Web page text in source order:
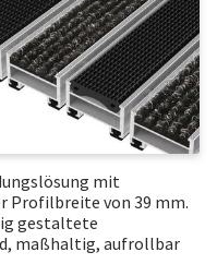
mit
Profilbreite von 39 mm.
gestaltete
maßhaltig, aufrollbar